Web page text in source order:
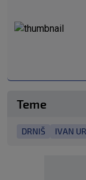
Teme
DRNIŠ IVAN